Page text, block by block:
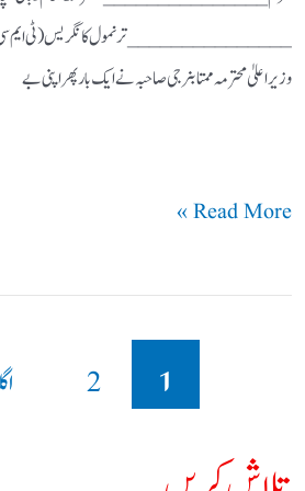
_______________ ترنمول کانگریس (ٹی ایم سی)
وزیر اعلیٰ محترمہ ممتا بنرجی صاحبہ نے ایک بار پھر اپنی بے
عزم
Read More »
1
2